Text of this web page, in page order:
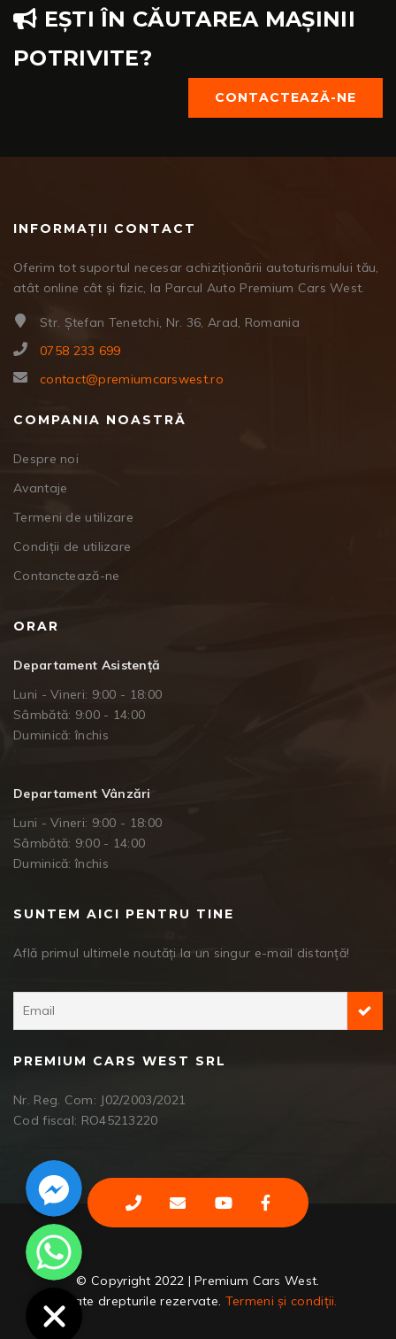
EȘTI ÎN CĂUTAREA MAȘINII
POTRIVITE?
CONTACTEAZĂ-NE
INFORMAȚII CONTACT
Oferim tot suportul necesar achiziționării autoturismului tău,
atât online cât și fizic, la Parcul Auto Premium Cars West.
Str. Ștefan Tenetchi, Nr. 36, Arad, Romania
0758 233 699
contact@premiumcarswest.ro
COMPANIA NOASTRĂ
Despre noi
Avantaje
Termeni de utilizare
Condiții de utilizare
Contanctează-ne
ORAR
Departament Asistență
Luni - Vineri: 9:00 - 18:00
Sâmbătă: 9:00 - 14:00
Duminică: închis
Departament Vânzări
Luni - Vineri: 9:00 - 18:00
Sâmbătă: 9:00 - 14:00
Duminică: închis
SUNTEM AICI PENTRU TINE
Află primul ultimele noutăți la un singur e-mail distanță!
PREMIUM CARS WEST SRL
Nr. Reg. Com: J02/2003/2021
Cod fiscal: RO45213220
© Copyright 2022 | Premium Cars West.
Toate drepturile rezervate. Termeni și condiții.
Facebook Messenger
WhatsApp